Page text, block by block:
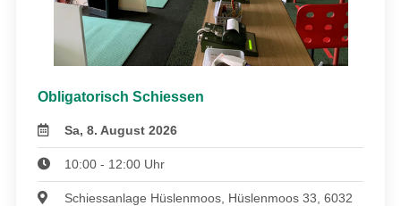
Obligatorisch Schiessen
Sa, 8. August 2026
10:00 - 12:00 Uhr
Schiessanlage Hüslenmoos, Hüslenmoos 33, 6032